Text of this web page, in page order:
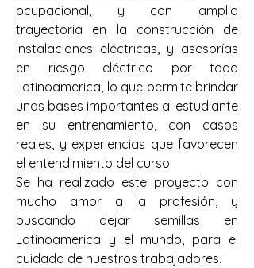
ocupacional, y con amplia
trayectoria en la construcción de
instalaciones eléctricas, y asesorías
en riesgo eléctrico por toda
Latinoamerica, lo que permite brindar
unas bases importantes al estudiante
en su entrenamiento, con casos
reales, y experiencias que favorecen
el entendimiento del curso.
Se ha realizado este proyecto con
mucho amor a la profesión, y
buscando dejar semillas en
Latinoamerica y el mundo, para el
cuidado de nuestros trabajadores.